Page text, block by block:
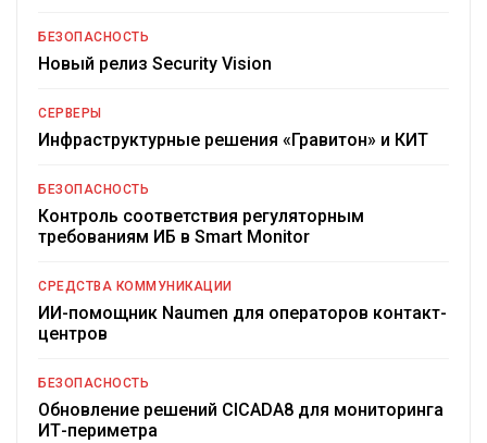
БЕЗОПАСНОСТЬ
Новый релиз Security Vision
СЕРВЕРЫ
Инфраструктурные решения «Гравитон» и КИТ
БЕЗОПАСНОСТЬ
Контроль соответствия регуляторным
требованиям ИБ в Smart Monitor
СРЕДСТВА КОММУНИКАЦИИ
ИИ-помощник Naumen для операторов контакт-
центров
БЕЗОПАСНОСТЬ
Обновление решений CICADA8 для мониторинга
ИТ-периметра